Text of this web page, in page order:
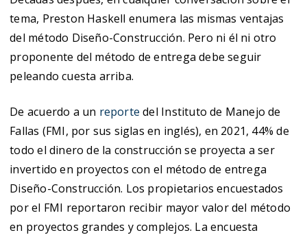
tema, Preston Haskell enumera las mismas ventajas
del método Diseño-Construcción. Pero ni él ni otro
proponente del método de entrega debe seguir
peleando cuesta arriba.
De acuerdo a un reporte del Instituto de Manejo de
Fallas (FMI, por sus siglas en inglés), en 2021, 44% de
todo el dinero de la construcción se proyecta a ser
invertido en proyectos con el método de entrega
Diseño-Construcción. Los propietarios encuestados
por el FMI reportaron recibir mayor valor del método
en proyectos grandes y complejos. La encuesta